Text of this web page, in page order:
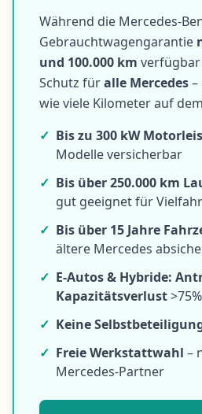
Während die Mercedes-
Gebrauchtwagengarantie
und 100.000 km
Schutz füralle Mercedes
wie viele Kilometer auf
✓ Bis zu 300 kW
Modelle versicherbar
✓ Bis über 250.000 km
gut geeignet für
✓ Bis über 15 Jahre
ältere Mercedes
✓ E-Autos & Hybride:
Kapazitätsverlust
✓ Keine
✓ Freie Werkstattwahl –
Mercedes-Partner